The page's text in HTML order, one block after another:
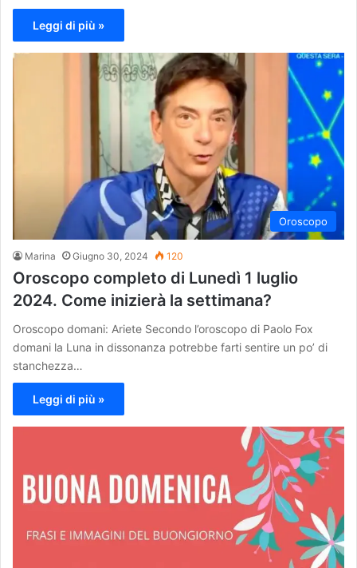
Leggi di più »
Oroscopo
Marina Giugno 30, 2024 120
Oroscopo completo di Lunedì 1 luglio
2024. Come inizierà la settimana?
Oroscopo domani: Ariete Secondo l’oroscopo di Paolo Fox
domani la Luna in dissonanza potrebbe farti sentire un po’ di
stanchezza…
Leggi di più »